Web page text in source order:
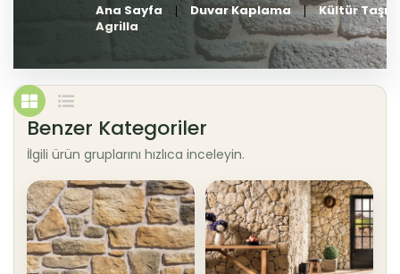
Ana Sayfa Duvar Kaplama
Kültür Taşı
Agrilla
Benzer Kategoriler
İlgili ürün gruplarını hızlıca inceleyin.